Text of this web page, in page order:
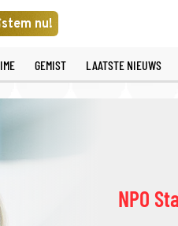
stem nu!
GEMIST LAATSTE NIEUWS
NPO